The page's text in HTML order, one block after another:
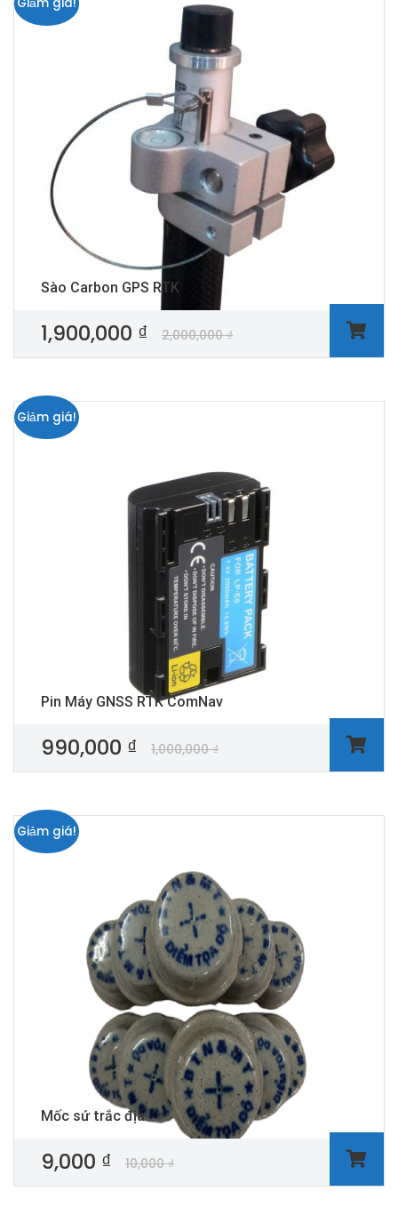
Sào Carbon GPS RTK
2,000,000₫
1,900,000 ₫
Giảm giá!
Pin Máy GNSS RTK ComNav
1,000,000₫
990,000 ₫
Giảm giá!
Mốc sứ trắc địa
10,000₫
9,000 ₫